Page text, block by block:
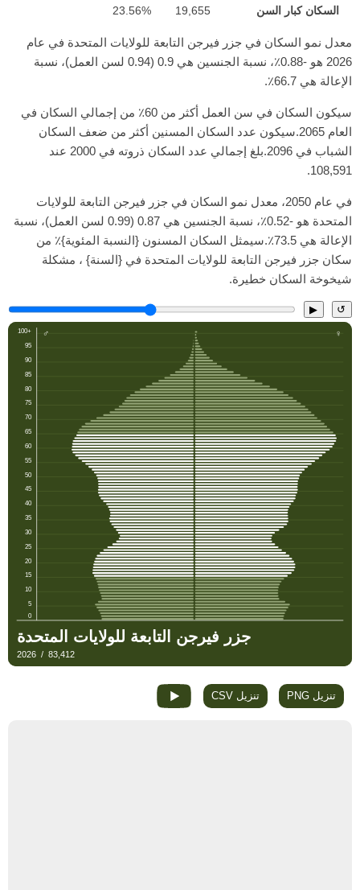
السكان كبار السن
19,655
23.56%
معدل نمو السكان في جزر فيرجن التابعة للولايات المتحدة في عام
2026 هو -0.88٪، نسبة الجنسين هي 0.9 (0.94 لسن العمل)، نسبة
الإعالة هي 66.7٪.
سيكون السكان في سن العمل أكثر من 60٪ من إجمالي السكان في
العام 2065.سيكون عدد السكان المسنين أكثر من ضعف السكان
الشباب في 2096.بلغ إجمالي عدد السكان ذروته في 2000 عند
108,591.
في عام 2050، معدل نمو السكان في جزر فيرجن التابعة للولايات
المتحدة هو -0.52٪، نسبة الجنسين هي 0.87 (0.99 لسن العمل)، نسبة
الإعالة هي 73.5٪.سيمثل السكان المسنون {النسبة المئوية}٪ من
سكان جزر فيرجن التابعة للولايات المتحدة في {السنة} ، مشكلة
شيخوخة السكان خطيرة.
↺
▶
تنزيل PNG تنزيل CSV